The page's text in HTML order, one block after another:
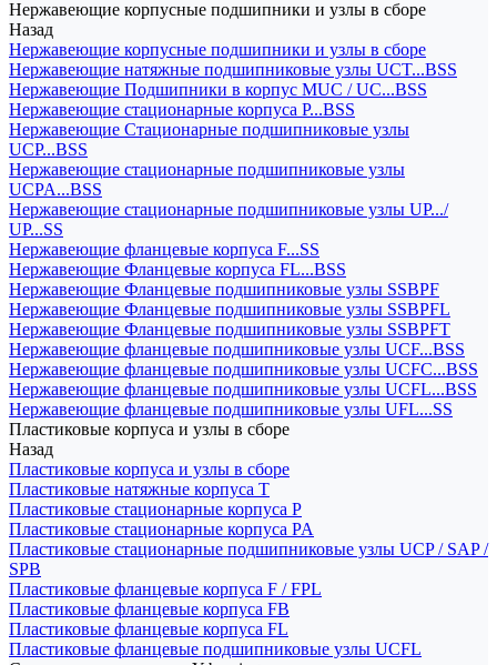
Нержавеющие корпусные подшипники и узлы в сборе
Назад
Нержавеющие корпусные подшипники и узлы в сборе
Нержавеющие натяжные подшипниковые узлы UCT...BSS
Нержавеющие Подшипники в корпус MUC / UC...BSS
Нержавеющие стационарные корпуса P...BSS
Нержавеющие Стационарные подшипниковые узлы
UCP...BSS
Нержавеющие стационарные подшипниковые узлы
UCPA...BSS
Нержавеющие стационарные подшипниковые узлы UP.../
UP...SS
Нержавеющие фланцевые корпуса F...SS
Нержавеющие Фланцевые корпуса FL...BSS
Нержавеющие Фланцевые подшипниковые узлы SSBPF
Нержавеющие Фланцевые подшипниковые узлы SSBPFL
Нержавеющие Фланцевые подшипниковые узлы SSBPFT
Нержавеющие фланцевые подшипниковые узлы UCF...BSS
Нержавеющие фланцевые подшипниковые узлы UCFC...BSS
Нержавеющие фланцевые подшипниковые узлы UCFL...BSS
Нержавеющие фланцевые подшипниковые узлы UFL...SS
Пластиковые корпуса и узлы в сборе
Назад
Пластиковые корпуса и узлы в сборе
Пластиковые натяжные корпуса T
Пластиковые стационарные корпуса P
Пластиковые стационарные корпуса PA
Пластиковые стационарные подшипниковые узлы UCP / SAP /
SPB
Пластиковые фланцевые корпуса F / FPL
Пластиковые фланцевые корпуса FB
Пластиковые фланцевые корпуса FL
Пластиковые фланцевые подшипниковые узлы UCFL